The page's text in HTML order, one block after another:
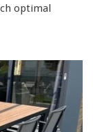
optimal